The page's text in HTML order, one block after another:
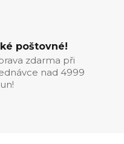
poštovné!
zdarma při
nad 4999